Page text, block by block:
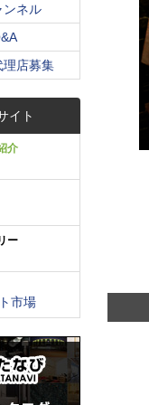
ンネル
理店募集
イト
介
ー
市場